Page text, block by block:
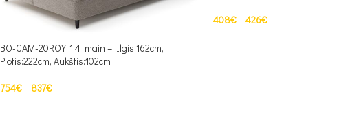
BO-CAM-20ROY_1.4_main – Ilgis:162cm,
Plotis:222cm, Aukštis:102cm
754€– 837€
408€–426€